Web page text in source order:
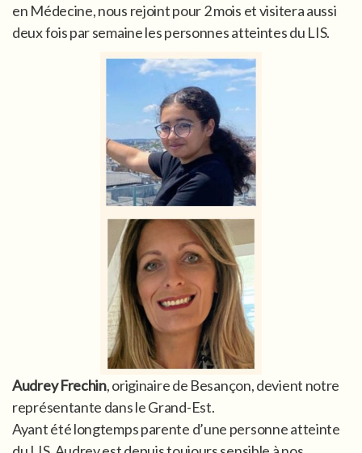
en Médecine, nous rejoint pour 2 mois et visitera aussi
deux fois par semaine les personnes atteintes du LIS.
Audrey Frechin, originaire de Besançon, devient notre
représentante dans le Grand-Est.
Ayant été longtemps parente d’une personne atteinte